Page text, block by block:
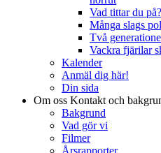
Vad tittar du på?
Många slags
Två
Vackra fjärilar
Kalender
Anmäl dig här!
Din sida
Om oss Kontakt och
Bakgrund
Vad gör vi
Filmer
Årsrapporter